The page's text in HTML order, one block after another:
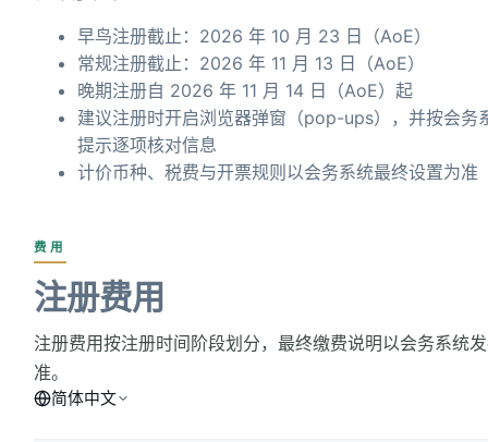
早鸟注册截止：2026 年 10 月 23 日（AoE）
常规注册截止：2026 年 11 月 13 日（AoE）
晚期注册自 2026 年 11 月 14 日（AoE）起
建议注册时开启浏览器弹窗（pop-ups），并按会务
提示逐项核对信息
计价币种、税费与开票规则以会务系统最终设置为准
费用
注册费用
注册费用按注册时间阶段划分，最终缴费说明以会务系统
准。
简体中文